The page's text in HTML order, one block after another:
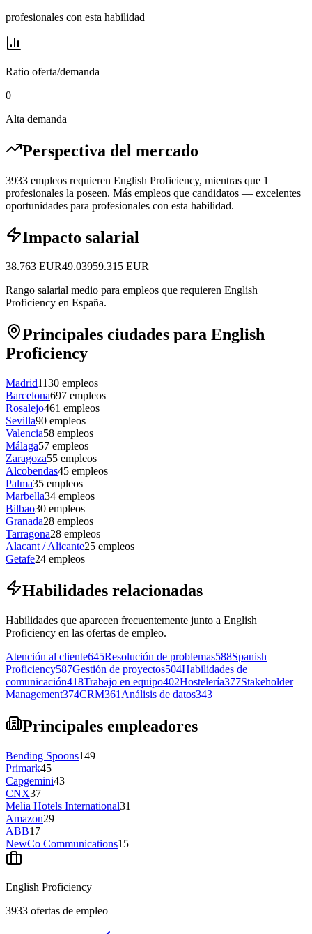
profesionales con esta habilidad
Ratio oferta/demanda
0
Alta demanda
Perspectiva del mercado
3933 empleos requieren English Proficiency, mientras que 1
profesionales la poseen. Más empleos que candidatos — excelentes
oportunidades para profesionales con esta habilidad.
Impacto salarial
38.763 EUR49.03959.315 EUR
Rango salarial medio para empleos que requieren English
Proficiency en España.
Principales ciudades para English
Proficiency
Madrid1130 empleos
Barcelona697 empleos
Rosalejo461 empleos
Sevilla90 empleos
Valencia58 empleos
Málaga57 empleos
Zaragoza55 empleos
Alcobendas45 empleos
Palma35 empleos
Marbella34 empleos
Bilbao30 empleos
Granada28 empleos
Tarragona28 empleos
Alacant / Alicante25 empleos
Getafe24 empleos
Habilidades relacionadas
Habilidades que aparecen frecuentemente junto a English
Proficiency en las ofertas de empleo.
Atención al cliente645Resolución de problemas588Spanish
Proficiency587Gestión de proyectos504Habilidades de
comunicación418Trabajo en equipo402Hostelería377Stakeholder
Management374CRM361 Análisis de datos343
Principales empleadores
Bending Spoons149
Primark45
Capgemini43
CNX37
Melia Hotels International31
Amazon29
ABB17
NewCo Communications15
English Proficiency
3933 ofertas de empleo